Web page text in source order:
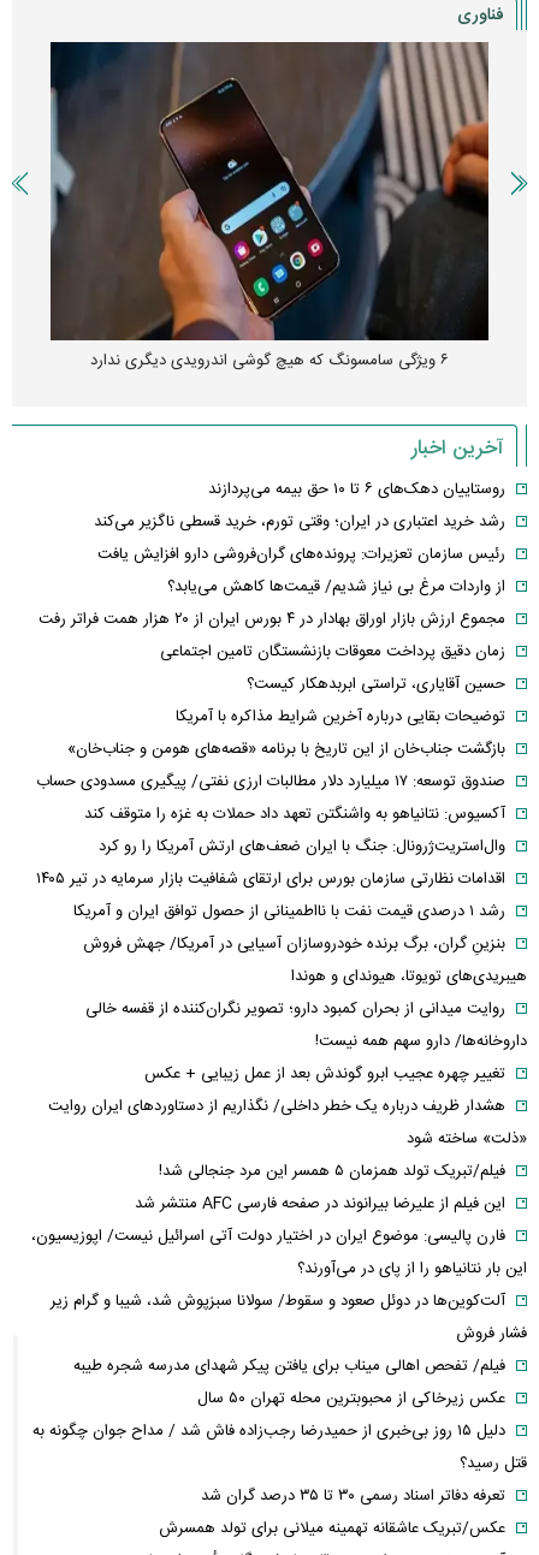
فناوری
۶ ویژگی سامسونگ که هیچ گوشی اندرویدی دیگری ندارد
آخرین اخبار
روستاییان دهک‌های ۶ تا ۱۰ حق بیمه می‌پردازند
رشد خرید اعتباری در ایران؛ وقتی تورم، خرید قسطی ناگزیر می‌کند
رئیس سازمان تعزیرات: پرونده‌های گران‌فروشی دارو افزایش یافت
از واردات مرغ بی نیاز شدیم/ قیمت‌ها کاهش می‌یابد؟
مجموع ارزش بازار اوراق بهادار در ۴ بورس ایران از ۲۰ هزار همت فراتر رفت
زمان دقیق پرداخت معوقات بازنشستگان تامین اجتماعی
حسین آقایاری، تراستی ابربدهکار کیست؟
توضیحات بقایی درباره آخرین شرایط مذاکره با آمریکا
بازگشت جناب‌خان از این تاریخ با برنامه «قصه‌های هومن و جناب‌خان»
صندوق توسعه: ۱۷ میلیارد دلار مطالبات ارزی نفتی/ پیگیری مسدودی حساب
آکسیوس: نتانیاهو به واشنگتن تعهد داد حملات به غزه را متوقف کند
وال‌استریت‌ژرونال: جنگ با ایران ضعف‌های ارتش آمریکا را رو کرد
اقدامات نظارتی سازمان بورس برای ارتقای شفافیت بازار سرمایه در تیر ۱۴۰۵
رشد ۱ درصدی قیمت نفت با نااطمینانی از حصول توافق ایران و آمریکا
بنزینِ گران، برگ برنده خودروسازان آسیایی در آمریکا/ جهش فروش
هیبریدی‌های تویوتا، هیوندای و هوندا
روایت میدانی از بحران کمبود دارو؛ تصویر نگران‌کننده از قفسه خالی
داروخانه‌ها/ دارو سهم همه نیست!
تغییر چهره عجیب ابرو گوندش بعد از عمل زیبایی + عکس
هشدار ظریف درباره یک خطر داخلی/ نگذاریم از دستاوردهای ایران روایت
«ذلت» ساخته شود
فیلم/تبریک تولد همزمان ۵ همسر این مرد جنجالی شد!
این فیلم از علیرضا بیرانوند در صفحه فارسی AFC منتشر شد
فارن پالیسی: موضوع ایران در اختیار دولت آتی اسرائیل نیست/ اپوزیسیون،
این بار نتانیاهو را از پای در می‌آورند؟
آلت‌کوین‌ها در دوئل صعود و سقوط/ سولانا سبزپوش شد، شیبا و گرام زیر
فشار فروش
فیلم/ تفحص اهالی میناب برای یافتن پیکر شهدای مدرسه شجره طیبه
عکس زیرخاکی از محبوبترین محله تهران ۵۰ سال
دلیل ۱۵ روز بی‌خبری از حمیدرضا رجب‌زاده فاش شد / مداح جوان چگونه به
قتل رسید؟
تعرفه دفاتر اسناد رسمی ۳۰ تا ۳۵ درصد گران شد
عکس/تبریک عاشقانه تهمینه میلانی برای تولد همسرش